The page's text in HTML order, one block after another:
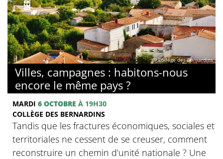
© Collège des Bernardins
Villes, campagnes : habitons-nous
encore le même pays ?
MARDI 6 OCTOBRE À 19H30
COLLÈGE DES BERNARDINS
Tandis que les fractures économiques, sociales et
territoriales ne cessent de se creuser, comment
reconstruire un chemin d’unité nationale ? Une